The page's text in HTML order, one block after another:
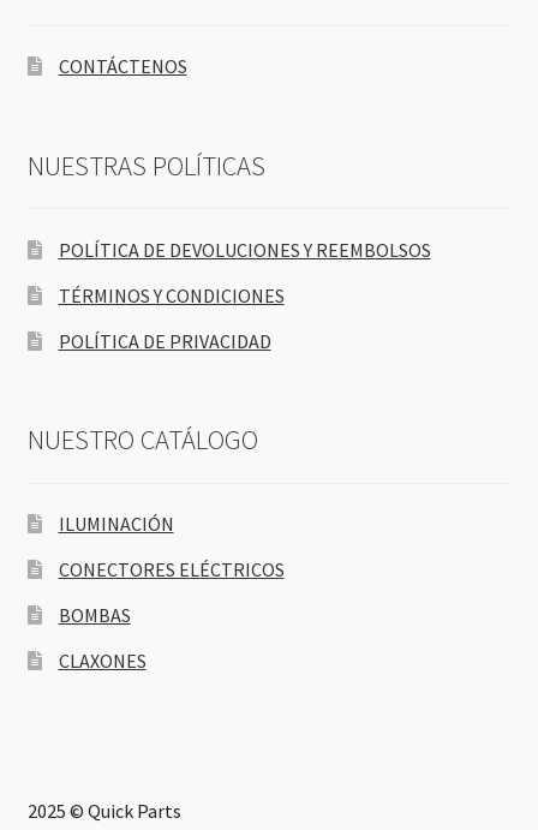
CONTÁCTENOS
NUESTRAS POLÍTICAS
POLÍTICA DE DEVOLUCIONES Y REEMBOLSOS
TÉRMINOS Y CONDICIONES
POLÍTICA DE PRIVACIDAD
NUESTRO CATÁLOGO
ILUMINACIÓN
CONECTORES ELÉCTRICOS
BOMBAS
CLAXONES
2025 © Quick Parts